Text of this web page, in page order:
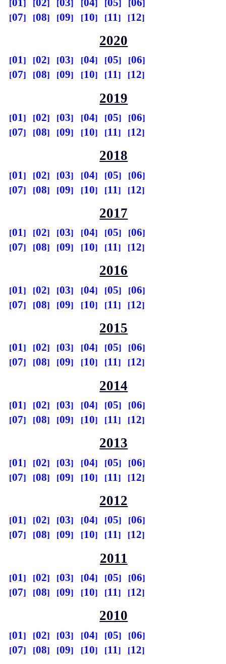
07
08 09 10 11 12
2020
01 02 03 04 05
06
07
08 09 10 11 12
2019
01 02 03 04 05
06
07
08 09 10 11 12
2018
01 02 03 04 05
06
07
08 09 10 11 12
2017
01 02 03 04 05
06
07
08 09 10 11 12
2016
01 02 03 04 05
06
07
08 09 10 11 12
2015
01 02 03 04 05
06
07
08 09 10 11 12
2014
01 02 03 04 05
06
07
08 09 10 11 12
2013
01 02 03 04 05
06
07
08 09 10 11 12
2012
01 02 03 04 05
06
07
08 09 10 11 12
2011
01 02 03 04 05
06
07
08 09 10 11 12
2010
01 02 03 04 05
06
07
08 09 10 11 12